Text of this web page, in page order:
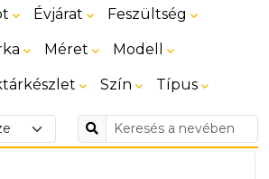
Évjárat Feszültség
Méret Modell
Szín Típus